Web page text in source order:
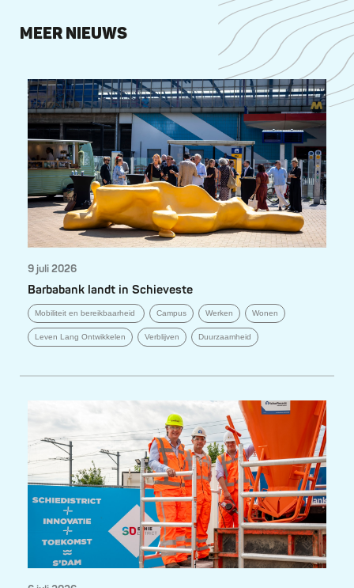
MEER NIEUWS
9 juli 2026
Barbabank landt in Schieveste
Mobiliteit en bereikbaarheid Campus Werken Wonen
Leven Lang Ontwikkelen Verblijven Duurzaamheid